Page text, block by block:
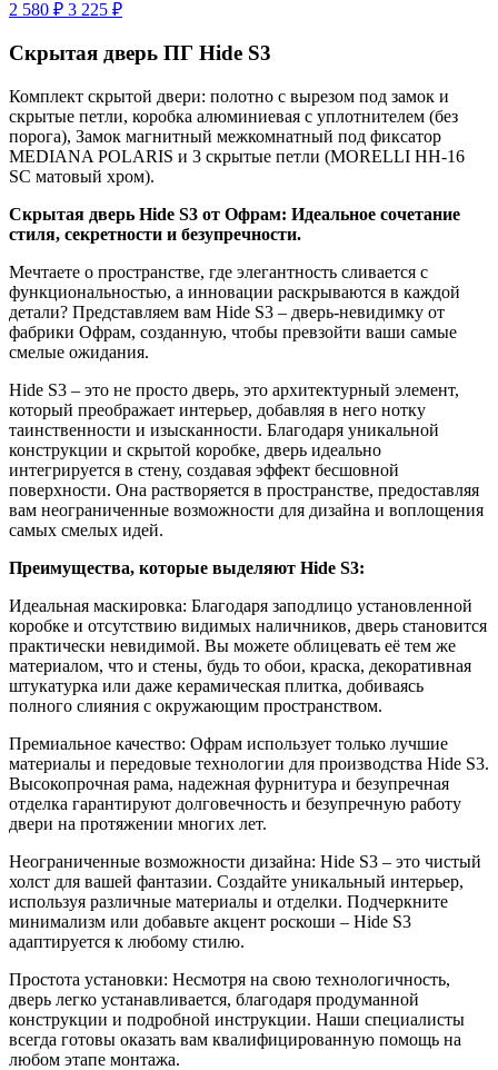
2 580 ₽ 3 225 ₽
Скрытая дверь ПГ Hide S3
Комплект скрытой двери: полотно с вырезом под замок и
скрытые петли, коробка алюминиевая с уплотнителем (без
порога), Замок магнитный межкомнатный под фиксатор
MEDIANA POLARIS и 3 скрытые петли (MORELLI HH-16
SC матовый хром).
Скрытая дверь Hide S3 от Офрам: Идеальное сочетание
стиля, секретности и безупречности.
Мечтаете о пространстве, где элегантность сливается с
функциональностью, а инновации раскрываются в каждой
детали? Представляем вам Hide S3 – дверь-невидимку от
фабрики Офрам, созданную, чтобы превзойти ваши самые
смелые ожидания.
Hide S3 – это не просто дверь, это архитектурный элемент,
который преображает интерьер, добавляя в него нотку
таинственности и изысканности. Благодаря уникальной
конструкции и скрытой коробке, дверь идеально
интегрируется в стену, создавая эффект бесшовной
поверхности. Она растворяется в пространстве, предоставляя
вам неограниченные возможности для дизайна и воплощения
самых смелых идей.
Преимущества, которые выделяют Hide S3:
Идеальная маскировка: Благодаря заподлицо установленной
коробке и отсутствию видимых наличников, дверь становится
практически невидимой. Вы можете облицевать её тем же
материалом, что и стены, будь то обои, краска, декоративная
штукатурка или даже керамическая плитка, добиваясь
полного слияния с окружающим пространством.
Премиальное качество: Офрам использует только лучшие
материалы и передовые технологии для производства Hide S3.
Высокопрочная рама, надежная фурнитура и безупречная
отделка гарантируют долговечность и безупречную работу
двери на протяжении многих лет.
Неограниченные возможности дизайна: Hide S3 – это чистый
холст для вашей фантазии. Создайте уникальный интерьер,
используя различные материалы и отделки. Подчеркните
минимализм или добавьте акцент роскоши – Hide S3
адаптируется к любому стилю.
Простота установки: Несмотря на свою технологичность,
дверь легко устанавливается, благодаря продуманной
конструкции и подробной инструкции. Наши специалисты
всегда готовы оказать вам квалифицированную помощь на
любом этапе монтажа.